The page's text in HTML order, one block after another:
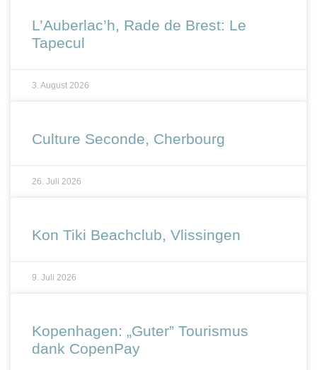
L’Auberlac’h, Rade de Brest: Le
Tapecul
3. August 2026
Culture Seconde, Cherbourg
26. Juli 2026
Kon Tiki Beachclub, Vlissingen
9. Juli 2026
Kopenhagen: „Guter” Tourismus
dank CopenPay